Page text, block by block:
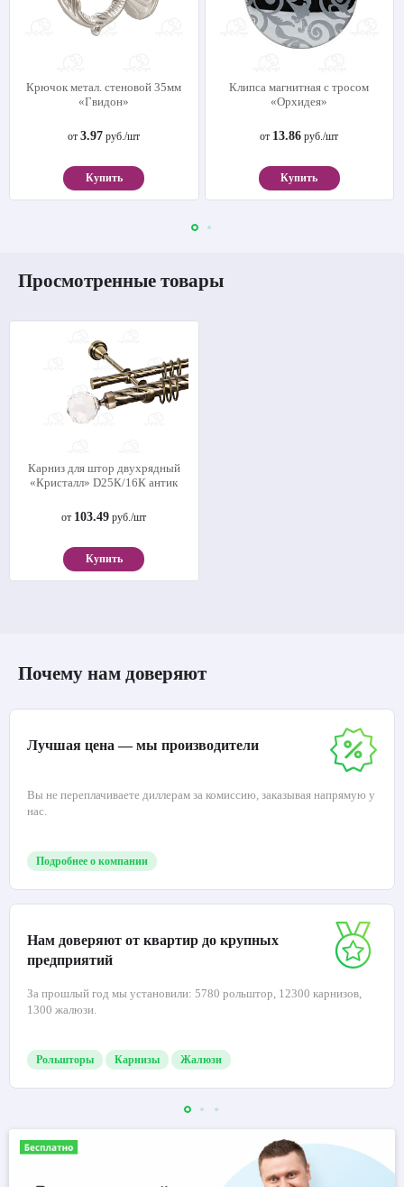
Крючок метал. стеновой 35мм
«Гвидон»
от3.97 руб./шт
Купить
Клипса магнитная с тросом
«Орхидея»
от 13.86 руб./шт
Купить
Просмотренные товары
Карниз для штор двухрядный
«Кристалл» D25К/16К антик
от 103.49 руб./шт
Купить
Почему нам доверяют
Лучшая цена — мы производители
Вы не переплачиваете диллерам за комиссию, заказывая напрямую у
нас.
Подробнее о компании
Нам доверяют от квартир до крупных
предприятий
За прошлый год мы установили: 5780 рольштор, 12300 карнизов,
1300 жалюзи.
Рольшторы Карнизы Жалюзи